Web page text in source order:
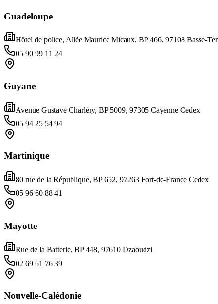
Guadeloupe
Hôtel de police, Allée Maurice Micaux, BP 466, 97108 Basse-
05 90 99 11 24
Guyane
Avenue Gustave Charléry, BP 5009, 97305 Cayenne Cedex
05 94 25 54 94
Martinique
80 rue de la République, BP 652, 97263 Fort-de-France Cedex
05 96 60 88 41
Mayotte
Rue de la Batterie, BP 448, 97610 Dzaoudzi
02 69 61 76 39
Nouvelle-Calédonie